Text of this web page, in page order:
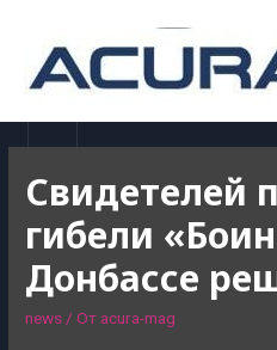
Свидетелей
гибели
Донбассе
news/ От acura-mag